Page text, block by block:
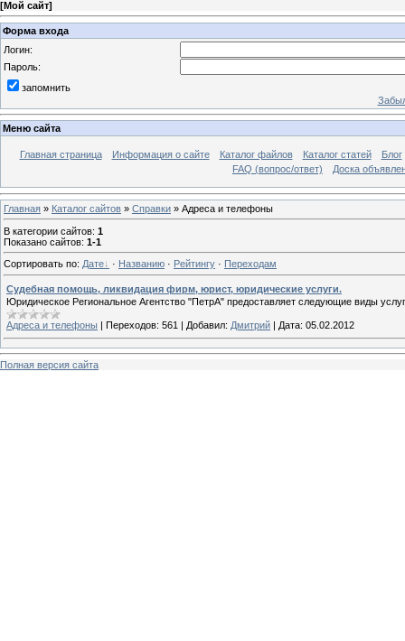
[Мой сайт]
Форма входа
Логин:
Пароль:
запомнить
Меню сайта
Главная страница Информация о сайте Каталог файлов Каталог статей
Блог
FAQ (вопрос/ответ)
Доска
Главная » Каталог сайтов » Справки » Адреса и телефоны
В категории сайтов: 1
Показано сайтов: 1-1
Сортировать по: Дате · Названию · Рейтингу · Переходам
Судебная помощь, ликвидация фирм, юрист, юридические услуги.
Юридическое Региональное Агентство "ПетрА" предоставляет следующие виды
Адреса и телефоны | Переходов: 561 | Добавил: Дмитрий | Дата: 05.02.2012
Полная версия сайта